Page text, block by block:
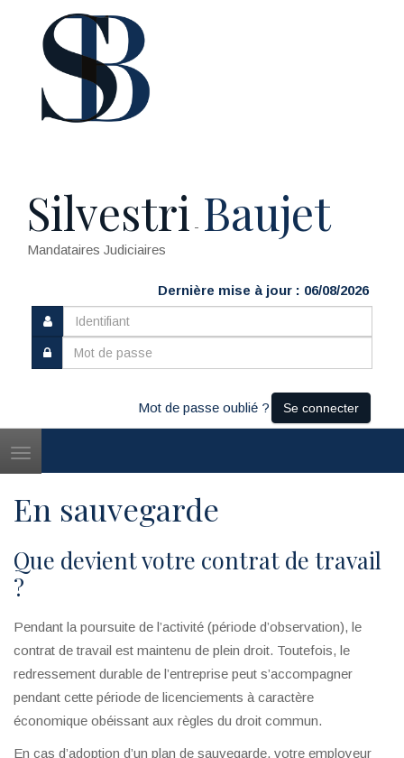
Silvestri - Baujet
Mandataires Judiciaires
Dernière mise à jour : 06/08/2026
Mot de passe oublié ? Se connecter
Toggle
En sauvegarde
Que devient votre contrat de travail
?
Pendant la poursuite de l’activité (période d’observation), le
contrat de travail est maintenu de plein droit. Toutefois, le
redressement durable de l’entreprise peut s’accompagner
pendant cette période de licenciements à caractère
économique obéissant aux règles du droit commun.
En cas d’adoption d’un plan de sauvegarde, votre employeur